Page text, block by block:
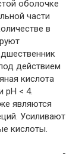
оболочке
части
в
действием
кислота
рН < 4.
являются
Усиливают
кислоты.